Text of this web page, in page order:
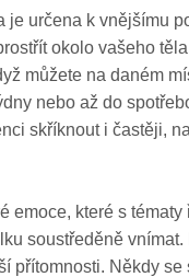
je určena k vnějšímu
okolo vašeho
můžete na daném
nebo až do
skříknout i častěji,
emoce, které s tématy
soustředěně vnímat.
přítomnosti. Někdy se